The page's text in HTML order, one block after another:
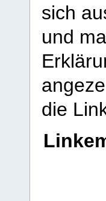
sich
und
die